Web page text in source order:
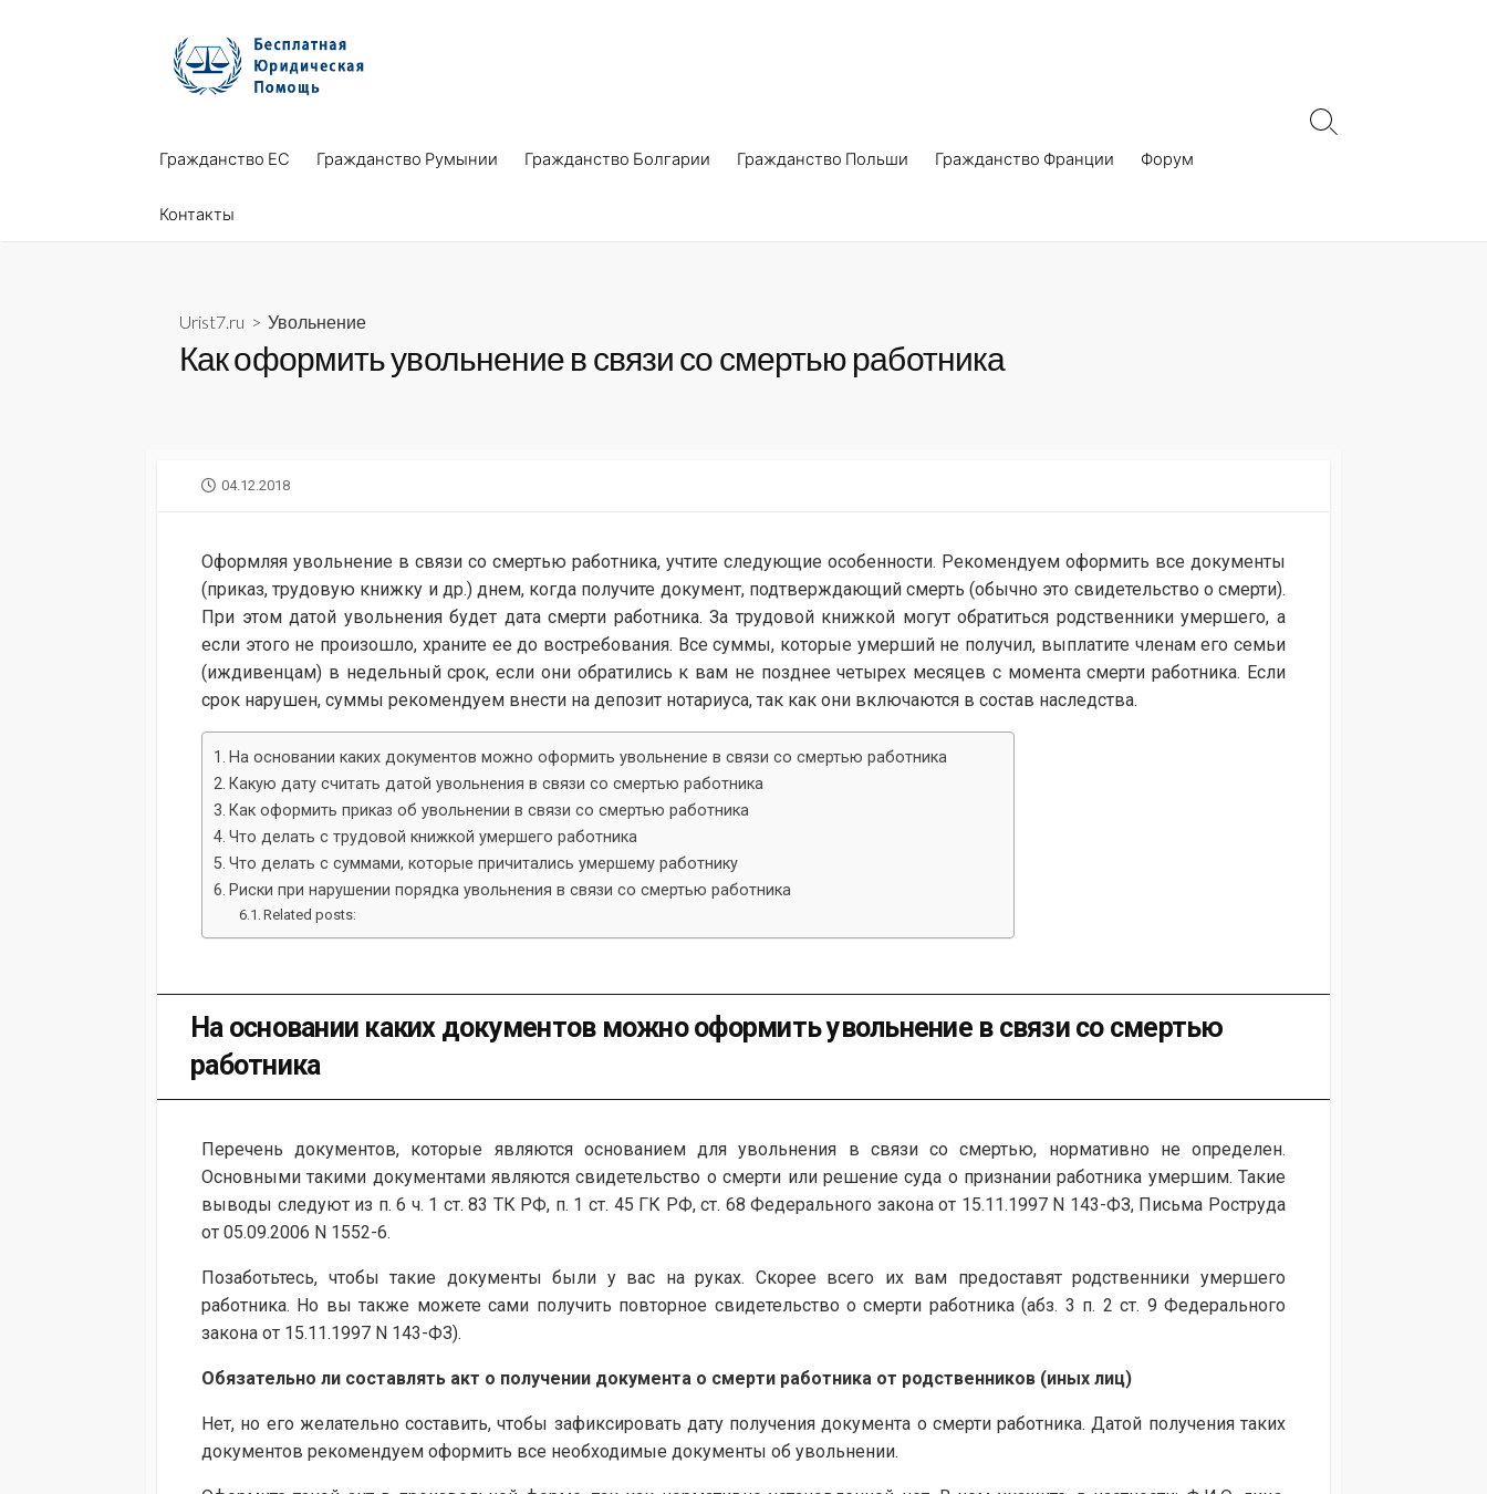
Гражданство ЕС Гражданство Румынии Гражданство Болгарии Гражданство Польши Гражданство Франции Форум
Контакты
Search
Urist7.ru > Увольнение
Как оформить увольнение в связи со смертью работника
PUBLISHED
04.12.2018
Оформляя увольнение в связи со смертью работника, учтите следующие особенности. Рекомендуем оформить все документы
(приказ, трудовую книжку и др.) днем, когда получите документ, подтверждающий смерть (обычно это свидетельство о смерти).
При этом датой увольнения будет дата смерти работника. За трудовой книжкой могут обратиться родственники умершего, а
если этого не произошло, храните ее до востребования. Все суммы, которые умерший не получил, выплатите членам его семьи
(иждивенцам) в недельный срок, если они обратились к вам не позднее четырех месяцев с момента смерти работника. Если
срок нарушен, суммы рекомендуем внести на депозит нотариуса, так как они включаются в состав наследства.
На основании каких документов можно оформить увольнение в связи со смертью работника
Какую дату считать датой увольнения в связи со смертью работника
Как оформить приказ об увольнении в связи со смертью работника
Что делать с трудовой книжкой умершего работника
Что делать с суммами, которые причитались умершему работнику
Риски при нарушении порядка увольнения в связи со смертью работника
Related posts:
На основании каких документов можно оформить увольнение в связи со смертью
работника
Перечень документов, которые являются основанием для увольнения в связи со смертью, нормативно не определен.
Основными такими документами являются свидетельство о смерти или решение суда о признании работника умершим. Такие
выводы следуют из п. 6 ч. 1 ст. 83 ТК РФ, п. 1 ст. 45 ГК РФ, ст. 68 Федерального закона от 15.11.1997 N 143-ФЗ, Письма Роструда
от 05.09.2006 N 1552-6.
Позаботьтесь, чтобы такие документы были у вас на руках. Скорее всего их вам предоставят родственники умершего
работника. Но вы также можете сами получить повторное свидетельство о смерти работника (абз. 3 п. 2 ст. 9 Федерального
закона от 15.11.1997 N 143-ФЗ).
Обязательно ли составлять акт о получении документа о смерти работника от родственников (иных лиц)
Нет, но его желательно составить, чтобы зафиксировать дату получения документа о смерти работника. Датой получения таких
документов рекомендуем оформить все необходимые документы об увольнении.